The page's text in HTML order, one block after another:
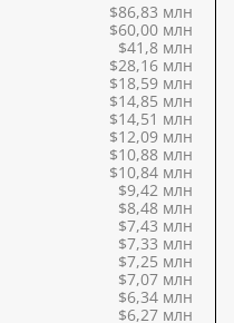
$86,83 млн
$60,00 млн
$41,8 млн
$28,16 млн
$18,59 млн
$14,85 млн
$14,51 млн
$12,09 млн
$10,88 млн
$10,84 млн
$9,42 млн
$8,48 млн
$7,43 млн
$7,33 млн
$7,25 млн
$7,07 млн
$6,34 млн
$6,27 млн